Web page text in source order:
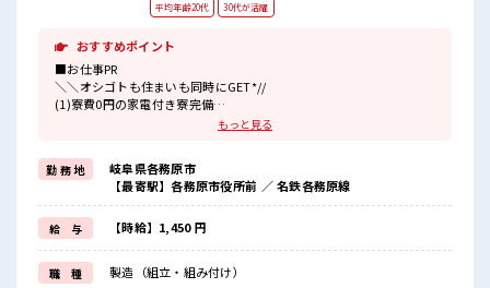
平均年齢20代
30代が活躍
おすすめポイント
■お仕事PR
＼＼オシゴトも住まいも同時にGET*//
(1)寮費0円の家電付き寮完備
(2)TV・冷蔵庫・洗濯機・エアコン・電子レンジ備え付け
(4)カップルやお友達との同居OK
(5)赴任時は現地までの移動交通費も規定支給！
《うれしい手当あり*》慰労金が最大月5万円！
手当があるからさらに頑張れそう♪
《未経験スタートOK*》
初めてで不安な方もご安心ください！
フォロー体制バッチリ★
イチからスキルUP・ステップUP目指していきましょう！
もっと見る
勤 務 地
岐阜県各務原市
【最寄駅】各務原市役所前 ／ 名鉄各務原線
給 与 【時給】1,450 円
職 種 製造（組立・組み付け）